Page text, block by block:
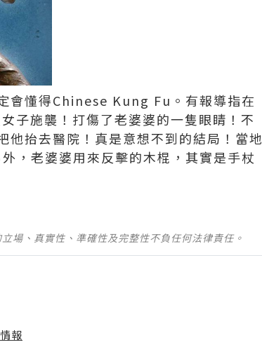
會懂得Chinese Kung Fu。有報導指在
子施襲！打傷了老婆婆的一隻眼睛！不
他抬去醫院！真是意想不到的結局！當地
，老婆婆用來反擊的木棍，其實是手杖
場、真實性、準確性及完整性不負任何法律責任。
報